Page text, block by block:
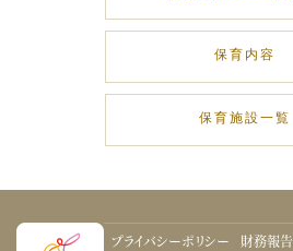
保育内容
保育施設一覧
プライバシーポリシー 財務報